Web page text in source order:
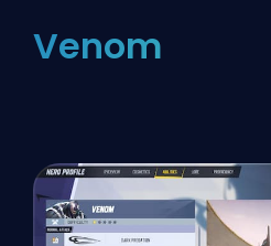
Venom